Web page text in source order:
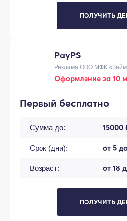
ПОЛУЧИТЬ
PayPS
Реклама ООО МФК
Оформление за 10
Первый бесплатно
Сумма до: 15000
Срок (дни): от 5
Возраст: от 18
ПОЛУЧИТЬ